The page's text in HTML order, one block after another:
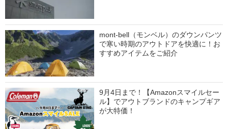
mont-bell（モンベル）のダウンパンツ
で寒い時期のアウトドアを快適に！お
すすめアイテムをご紹介
9月4日まで！【Amazonスマイルセー
ル】でアウトブランドのキャンプギア
が大特価！